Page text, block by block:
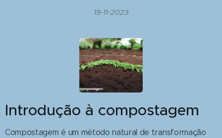
19-11-2023
Introdução à compostagem
Compostagem é um método natural de transformação